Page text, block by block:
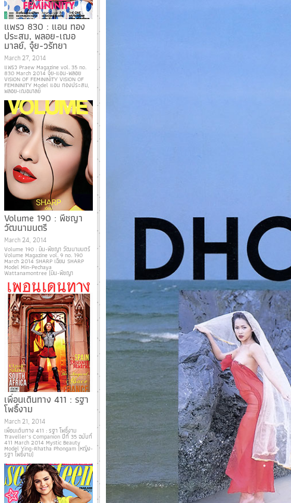
แพรว 830 : แอน ทอง
ประสม, พลอย-เฌอ
มาลย์, จุ๋ย-วรัทยา
March 27, 2014
แพรว Praew Magazine vol. 35 no.
830 March 2014 จุ๋ย-แอน-พลอย
VISION OF FEMININITY VISION OF
FEMININITY Model แอน ทองประสม,
พลอย-เฌอมาลย์
Volume 190 : พีชญา
วัฒนามนตรี
March 24, 2014
Volume 190 : มิน-พีชญา วัฒนามนตรี
Volume Magazine vol. 9 no. 190
March 2014 SHARP เฉียบ SHARP
Model Min-Pechaya
Wattanamontree (มิน-พีชญา
เพื่อนเดินทาง 411 : รฐา
โพธิ์งาม
March 21, 2014
เพื่อนเดินทาง 411 : รฐา โพธิ์งาม
Traveller’s Companion ปีที่ 35 ฉบับที่
411 March 2014 Mystic Beauty
Model Ying-Rhatha Phongam (หญิง-
รฐา โพธิ์งาม)